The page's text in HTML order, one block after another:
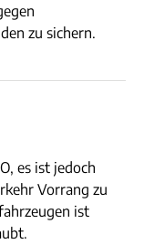
zu sichern.
es ist jedoch
Vorrang zu
ist